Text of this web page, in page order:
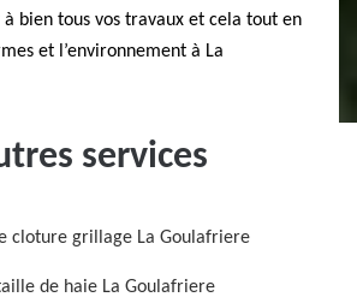
bien tous vos travaux et cela tout en
et l’environnement à La
services
cloture grillage La Goulafriere
de haie La Goulafriere